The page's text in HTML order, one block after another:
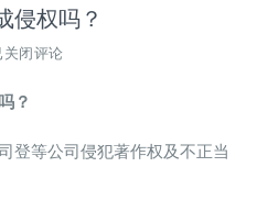
侵权吗？
式
关闭评论
？
登等公司侵犯著作权及不正当